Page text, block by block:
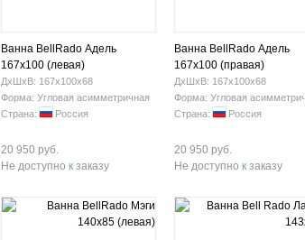
Ванна BellRado Адель
167х100 (левая)
ДхШхВ: 167х100х68
Форма: Угловая асимметричная
Страна:
Россия
20 950 руб.
Не доступно к заказу
Ванна BellRado Адель
167х100 (правая)
ДхШхВ: 167х100х68
Форма: Угловая
Страна:
Россия
20 950 руб.
Не доступно к заказу